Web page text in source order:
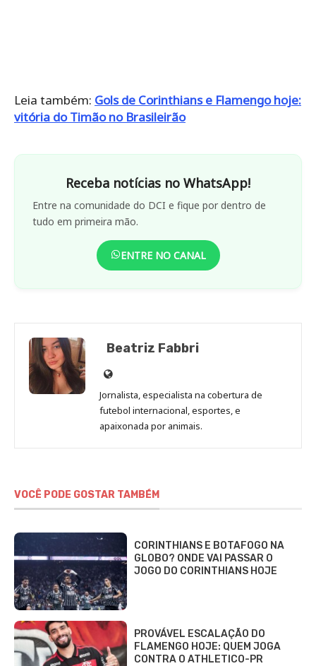
Leia também: Gols de Corinthians e Flamengo hoje:
vitória do Timão no Brasileirão
Receba notícias no WhatsApp!
Entre na comunidade do DCI e fique por dentro de
tudo em primeira mão.
ENTRE NO CANAL
Beatriz Fabbri
Site
de
Beatriz
Fabbri
Jornalista, especialista na cobertura de
futebol internacional, esportes, e
apaixonada por animais.
VOCÊ PODE GOSTAR TAMBÉM
CORINTHIANS E BOTAFOGO NA
GLOBO? ONDE VAI PASSAR O
JOGO DO CORINTHIANS HOJE
PROVÁVEL ESCALAÇÃO DO
FLAMENGO HOJE: QUEM JOGA
CONTRA O ATHLETICO-PR